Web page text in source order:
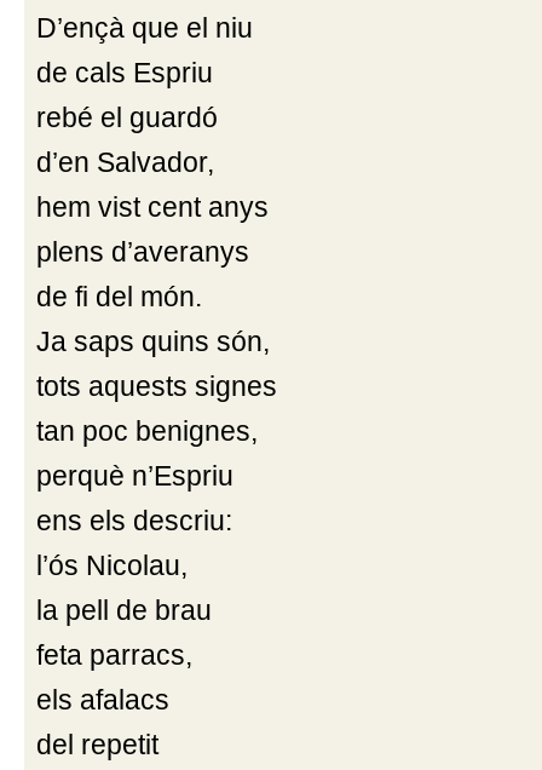
D’ençà que el niu
de cals Espriu
rebé el guardó
d’en Salvador,
hem vist cent anys
plens d’averanys
de fi del món.
Ja saps quins són,
tots aquests signes
tan poc benignes,
perquè n’Espriu
ens els descriu:
l’ós Nicolau,
la pell de brau
feta parracs,
els afalacs
del repetit